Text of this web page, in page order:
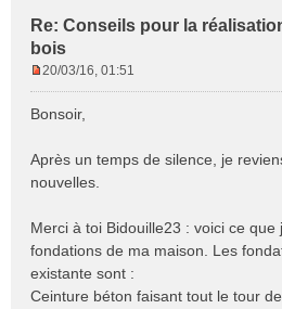
Re: Conseils pour la
bois
s
a
g
n
l
u
20/03/16, 01:51
Bonsoir,
Après un temps de silence, je
nouvelles.
Merci à toi Bidouille23 : voici ce que
fondations de ma maison. Les
existante sont :
Ceinture béton faisant tout le tour